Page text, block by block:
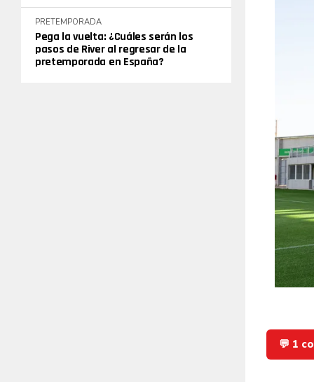
PRETEMPORADA
Pega la vuelta: ¿Cuáles serán los
pasos de River al regresar de la
pretemporada en España?
💬 1